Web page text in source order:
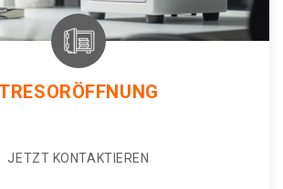
JETZT KONTAKTIEREN